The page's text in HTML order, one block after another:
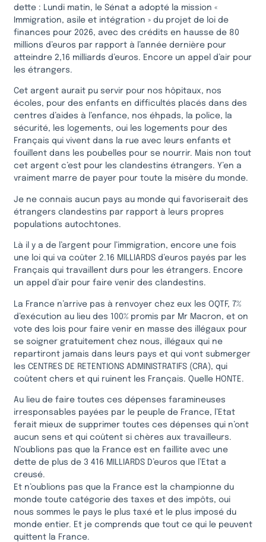
dette : Lundi matin, le Sénat a adopté la mission «
Immigration, asile et intégration » du projet de loi de
finances pour 2026, avec des crédits en hausse de 80
millions d’euros par rapport à l’année dernière pour
atteindre 2,16 milliards d’euros. Encore un appel d’air pour
les étrangers.
Cet argent aurait pu servir pour nos hôpitaux, nos
écoles, pour des enfants en difficultés placés dans des
centres d’aides à l’enfance, nos éhpads, la police, la
sécurité, les logements, oui les logements pour des
Français qui vivent dans la rue avec leurs enfants et
fouillent dans les poubelles pour se nourrir. Mais non tout
cet argent c’est pour les clandestins étrangers. Y’en a
vraiment marre de payer pour toute la misère du monde.
Je ne connais aucun pays au monde qui favoriserait des
étrangers clandestins par rapport à leurs propres
populations autochtones.
Là il y a de l’argent pour l’immigration, encore une fois
une loi qui va coûter 2.16 MILLIARDS d’euros payés par les
Français qui travaillent durs pour les étrangers. Encore
un appel d’air pour faire venir des clandestins.
La France n’arrive pas à renvoyer chez eux les OQTF, 7%
d’exécution au lieu des 100% promis par Mr Macron, et on
vote des lois pour faire venir en masse des illégaux pour
se soigner gratuitement chez nous, illégaux qui ne
repartiront jamais dans leurs pays et qui vont submerger
les CENTRES DE RETENTIONS ADMINISTRATIFS (CRA), qui
coûtent chers et qui ruinent les Français. Quelle HONTE.
Au lieu de faire toutes ces dépenses faramineuses
irresponsables payées par le peuple de France, l’Etat
ferait mieux de supprimer toutes ces dépenses qui n’ont
aucun sens et qui coûtent si chères aux travailleurs.
N’oublions pas que la France est en faillite avec une
dette de plus de 3 416 MILLIARDS D’euros que l’Etat a
creusé.
Et n’oublions pas que la France est la championne du
monde toute catégorie des taxes et des impôts, oui
nous sommes le pays le plus taxé et le plus imposé du
monde entier. Et je comprends que tout ce qui le peuvent
quittent la France.